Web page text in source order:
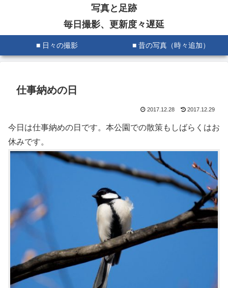
写真と足跡
毎日撮影、更新度々遅延
■ 日々の撮影 ■ 昔の写真（時々追加）
仕事納めの日
2017.12.28 2017.12.29
今日は仕事納めの日です。本公園での散策もしばらくはお
休みです。